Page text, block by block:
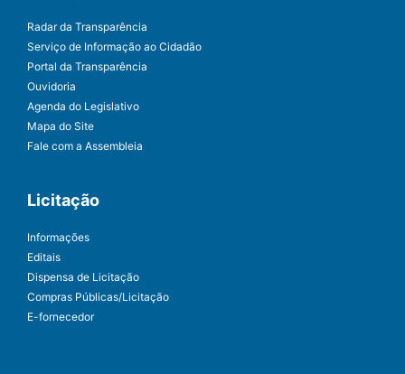
Radar da Transparência
Serviço de Informação ao Cidadão
Portal da Transparência
Ouvidoria
Agenda do Legislativo
Mapa do Site
Fale com a Assembleia
Licitação
Informações
Editais
Dispensa de Licitação
Compras Públicas/Licitação
E-fornecedor